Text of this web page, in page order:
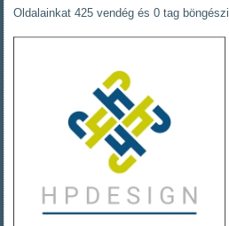
Oldalainkat 425 vendég és 0 tag böngészi